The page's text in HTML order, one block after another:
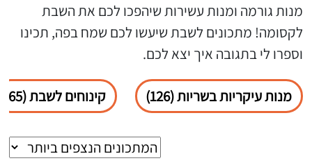
מנות גורמה ומנות עשירות שיהפכו לכם את השבת
לקסומה! מתכונים לשבת שיעשו לכם שמח בפה, תכינו
וספרו לי בתגובה איך יצא לכם.
מנות עיקריות בשריות (126) קינוחים לשבת (65)